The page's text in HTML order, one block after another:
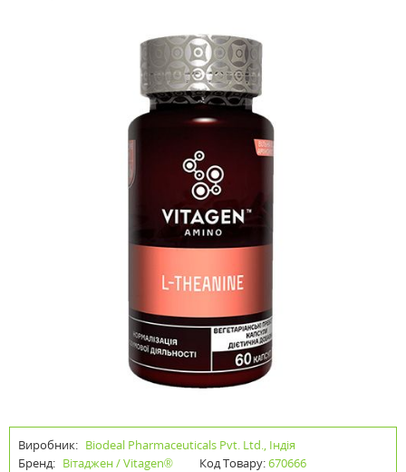
Виробник: Biodeal Pharmaceuticals Pvt. Ltd., Індія
Бренд: Вітаджен / Vitagen® Код Товару:670666